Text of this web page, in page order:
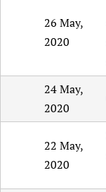
26 May,
2020
24 May,
2020
22 May,
2020